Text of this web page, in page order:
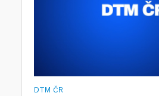
DTM ČR